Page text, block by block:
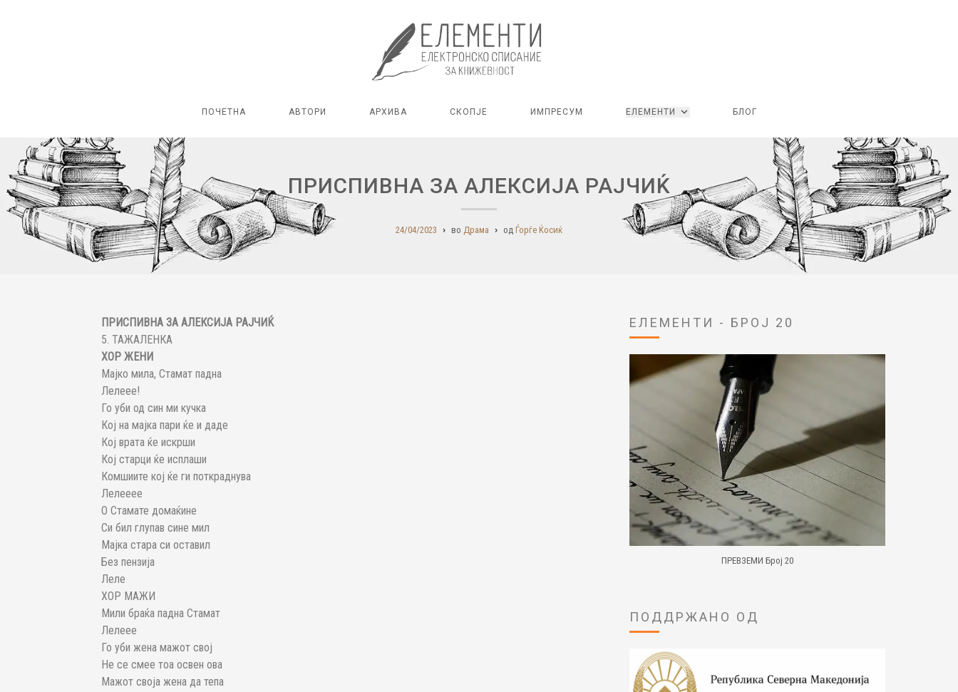
ПОЧЕТНА АВТОРИ АРХИВА СКОПЈЕ ИМПРЕСУМ ЕЛЕМЕНТИ БЛОГ
ПРИСПИВНА ЗА АЛЕКСИЈА РАЈЧИЌ
24/04/2023 во Драма од Ѓорѓе Ќосиќ
ПРИСПИВНА ЗА АЛЕКСИЈА РАЈЧИЌ
5. ТАЖАЛЕНКА
ХОР ЖЕНИ
Мајко мила, Стамат падна
Лелеее!
Го уби од син ми кучка
Кој на мајка пари ќе и даде
Кој врата ќе искрши
Кој старци ќе исплаши
Комшиите кој ќе ги поткраднува
Лелееее
О Стамате домаќине
Си бил глупав сине мил
Мајка стара си оставил
Без пензија
Леле
ХОР МАЖИ
Мили браќа падна Стамат
Лелеее
Го уби жена мажот свој
Не се смее тоа освен ова
Мажот своја жена да тепа
ЕЛЕМЕНТИ - БРОЈ 20
ПРЕВЗЕМИ Број 20
ПОДДРЖАНО ОД